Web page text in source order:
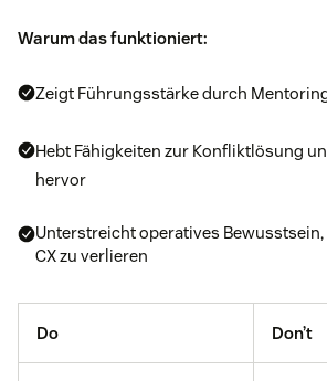
Warum das funktioniert:
Zeigt Führungsstärke durch
Hebt Fähigkeiten zur Konfliktlösung
hervor
Unterstreicht operatives
CX zu verlieren
Do Don’t